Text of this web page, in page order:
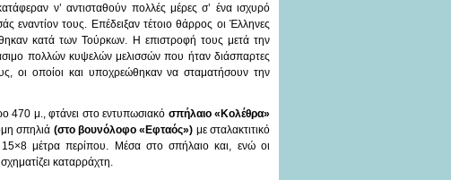
ν’ αντισταθούν πολλές μέρες σ’ ένα ισχυρό
εναντίον τους. Επέδειξαν τέτοιο θάρρος οι Έλληνες
κατά των Τούρκων. Η επιστροφή τους μετά την
πολλών κυψελών μελισσών που ήταν διάσπαρτες
οι οποίοι και υποχρεώθηκαν να σταματήσουν την
470 μ., φτάνει στο εντυπωσιακό σπήλαιο «Κολέθρα»
σπηλιά (στο βουνόλοφο «Εφταός») με σταλακτιτικό
15×8 μέτρα περίπου. Μέσα στο σπήλαιο και, ενώ οι
καταρράχτη.